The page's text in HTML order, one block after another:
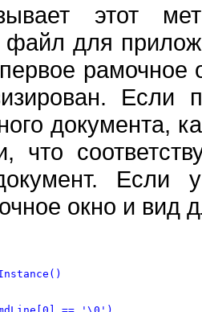
этот
файл для
рамочное
Если
документа,
что
Если
окно и вид